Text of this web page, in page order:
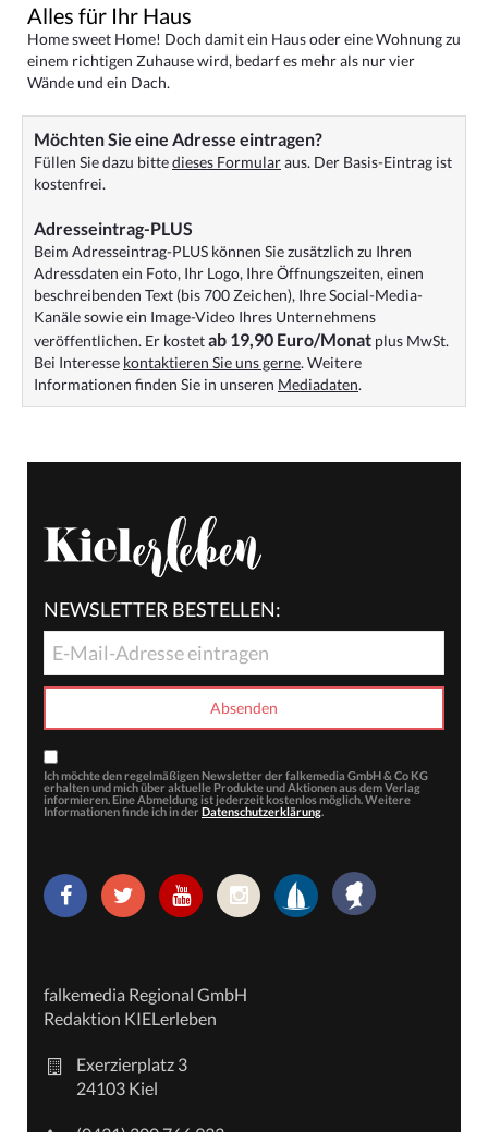
Alles für Ihr Haus
Home sweet Home! Doch damit ein Haus oder eine Wohnung zu
einem richtigen Zuhause wird, bedarf es mehr als nur vier
Wände und ein Dach.
Möchten Sie eine Adresse eintragen?
Füllen Sie dazu bittedieses Formularaus. Der Basis-Eintrag ist
kostenfrei.
Adresseintrag-PLUS
Beim Adresseintrag-PLUS können Sie zusätzlich zu Ihren
Adressdaten ein Foto, Ihr Logo, Ihre Öffnungszeiten, einen
beschreibenden Text (bis 700 Zeichen), Ihre Social-Media-
Kanäle sowie ein Image-Video Ihres Unternehmens
veröffentlichen. Er kostetab 19,90 Euro/Monat plus MwSt.
Bei Interesse kontaktieren Sie uns gerne. Weitere
Informationen finden Sie in unseren Mediadaten.
NEWSLETTER BESTELLEN:
Ich möchte den regelmäßigen Newsletter der falkemedia GmbH & Co KG
erhalten und mich über aktuelle Produkte und Aktionen aus dem Verlag
informieren. Eine Abmeldung ist jederzeit kostenlos möglich. Weitere
Informationen finde ich in der Datenschutzerklärung.
falkemedia Regional GmbH
Redaktion KIELerleben
Exerzierplatz 3
24103 Kiel